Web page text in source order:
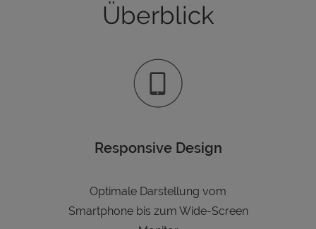
Überblick
Responsive Design
Optimale Darstellung vom
Smartphone bis zum Wide-Screen